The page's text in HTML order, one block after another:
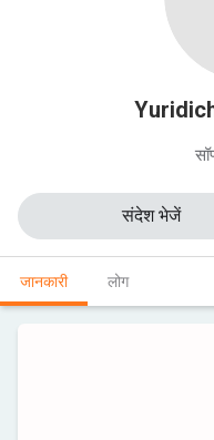
जानकारी लोग
संदेश भेजें